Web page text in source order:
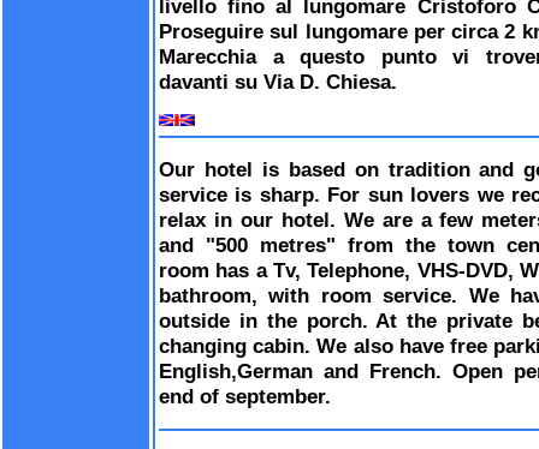
livello fino al lungomare Cristoforo
Proseguire sul lungomare per circa 2
Marecchia a questo punto vi
davanti su Via D. Chiesa.
Our hotel is based on tradition and
service is sharp. For sun lovers we
relax in our hotel. We are a few
and "500 metres" from the town
room has a Tv, Telephone, VHS-DVD,
bathroom, with room service. We
outside in the porch. At the private
changing cabin. We also have free
English,German and French. Open
end of september.